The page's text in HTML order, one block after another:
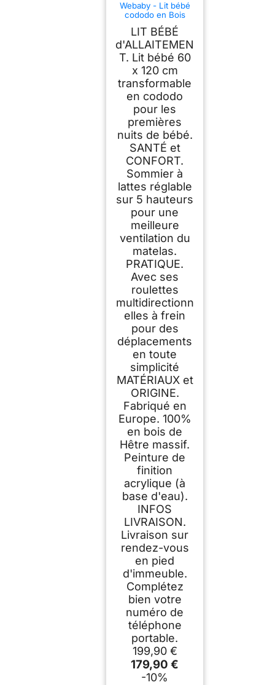
Webaby - Lit bébé
cododo en Bois
avec roulettes
60x120cm LIO | Bois
Massif | Dès la
Naissance | Réglable
en Hauteur | Lit à
barreau ou cododo |
Confort de Sommeil
| Sommier à Lattes
(Beige, Lit bébé)
LIT BÉBÉ
d'ALLAITEMEN
T. Lit bébé 60
x 120 cm
transformable
en cododo
pour les
premières
nuits de bébé.
SANTÉ et
CONFORT.
Sommier à
lattes réglable
sur 5 hauteurs
pour une
meilleure
ventilation du
matelas.
PRATIQUE.
Avec ses
roulettes
multidirectionn
elles à frein
pour des
déplacements
en toute
simplicité
MATÉRIAUX et
ORIGINE.
Fabriqué en
Europe. 100%
en bois de
Hêtre massif.
Peinture de
finition
acrylique (à
base d'eau).
INFOS
LIVRAISON.
Livraison sur
rendez-vous
en pied
d'immeuble.
Complétez
bien votre
numéro de
téléphone
portable.
199,90 €
179,90 €
-10%